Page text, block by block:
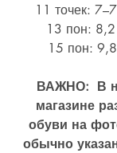
11 точек:
13 пон:
15 пон:
ВАЖНО: В
магазине
обуви на
обычно